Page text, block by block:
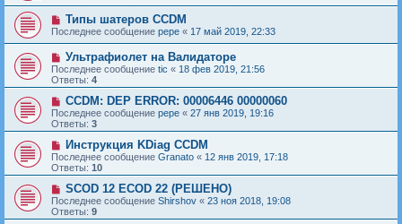
Типы шатеров CCDM
Последнее сообщение pepe « 17 май 2019, 22:33
Ультрафиолет на Валидаторе
Последнее сообщение tic « 18 фев 2019, 21:56
Ответы: 4
ССDM: DEP ERROR: 00006446 00000060
Последнее сообщение pepe « 27 янв 2019, 19:16
Ответы: 3
Инструкция KDiag CCDM
Последнее сообщение Granato « 12 янв 2019, 17:18
Ответы: 10
SCOD 12 ECOD 22 (РЕШЕНО)
Последнее сообщение Shirshov « 23 ноя 2018, 19:08
Ответы: 9